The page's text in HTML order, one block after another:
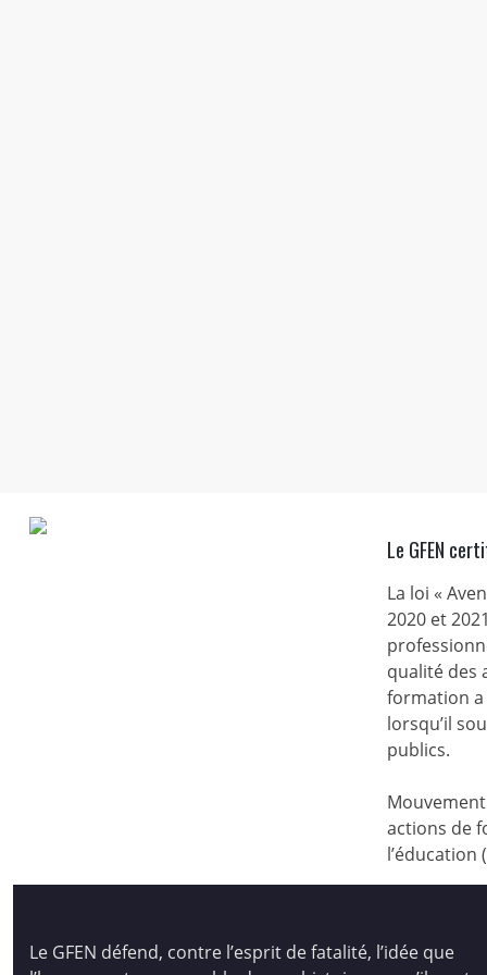
Le GFEN
La loi «
2020 et
qualité des
formation a
lorsqu’il
publics.
Mouvement
actions de
l’éducation
Le GFEN défend, contre l’esprit de fatalité, l’idée que